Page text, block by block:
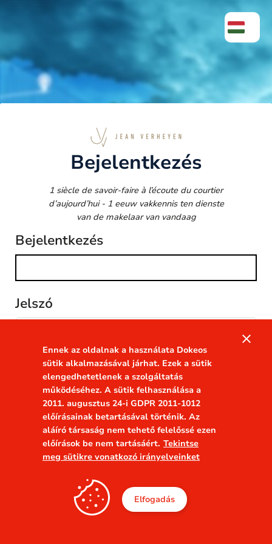
Bejelentkezés
1 siècle de savoir-faire à l’écoute du courtier
d’aujourd’hui - 1 eeuw vakkennis ten dienste
van de makelaar van vandaag
Bejelentkezés
Jelszó
visibility
Megjegyez Elfelejtette a jelszavát?
Ennek az oldalnak a használata Dokeos
sütik alkalmazásával járhat. Ezek a sütik
elengedhetetlenek a szolgáltatás
működéséhez. A sütik felhasználása a
2011. augusztus 24-i GDPR 2011-1012
előírásainak betartásával történik. Az
aláíró társaság nem tehető felelőssé ezen
előírások be nem tartásáért. Tekintse
meg sütikre vonatkozó irányelveinket
Elfogadás
close